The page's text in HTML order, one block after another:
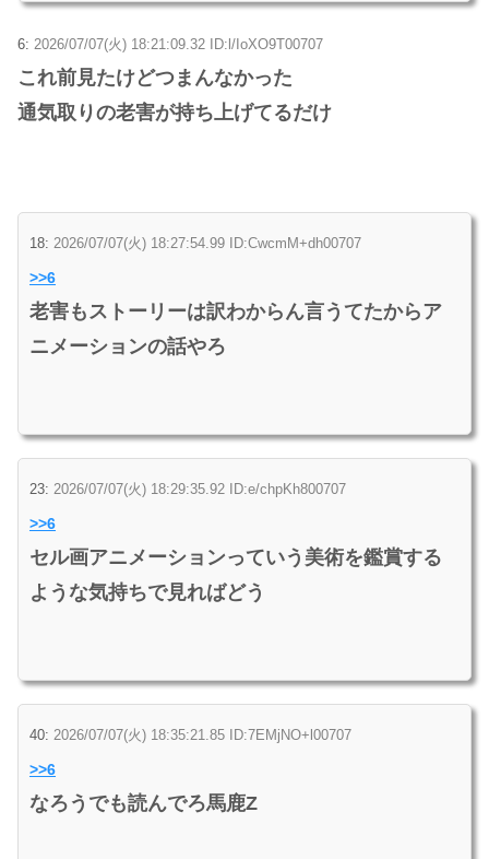
6: 2026/07/07(火) 18:21:09.32 ID:l/IoXO9T00707
これ前見たけどつまんなかった
通気取りの老害が持ち上げてるだけ
18: 2026/07/07(火) 18:27:54.99 ID:CwcmM+dh00707
>>6
老害もストーリーは訳わからん言うてたからア
ニメーションの話やろ
23: 2026/07/07(火) 18:29:35.92 ID:e/chpKh800707
>>6
セル画アニメーションっていう美術を鑑賞する
ような気持ちで見ればどう
40: 2026/07/07(火) 18:35:21.85 ID:7EMjNO+l00707
>>6
なろうでも読んでろ馬鹿Z